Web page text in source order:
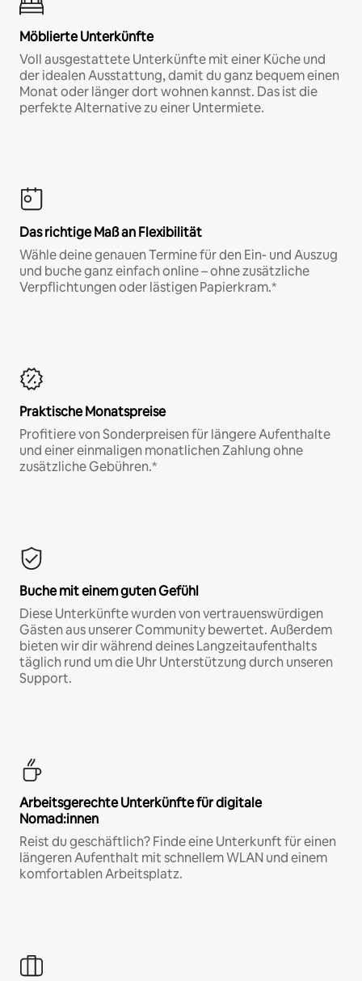
Möblierte Unterkünfte
Voll ausgestattete Unterkünfte mit einer Küche und
der idealen Ausstattung, damit du ganz bequem einen
Monat oder länger dort wohnen kannst. Das ist die
perfekte Alternative zu einer Untermiete.
Das richtige Maß an Flexibilität
Wähle deine genauen Termine für den Ein- und Auszug
und buche ganz einfach online – ohne zusätzliche
Verpflichtungen oder lästigen Papierkram.*
Praktische Monatspreise
Profitiere von Sonderpreisen für längere Aufenthalte
und einer einmaligen monatlichen Zahlung ohne
zusätzliche Gebühren.*
Buche mit einem guten Gefühl
Diese Unterkünfte wurden von vertrauenswürdigen
Gästen aus unserer Community bewertet. Außerdem
bieten wir dir während deines Langzeitaufenthalts
täglich rund um die Uhr Unterstützung durch unseren
Support.
Arbeitsgerechte Unterkünfte für digitale
Nomad:innen
Reist du geschäftlich? Finde eine Unterkunft für einen
längeren Aufenthalt mit schnellem WLAN und einem
komfortablen Arbeitsplatz.